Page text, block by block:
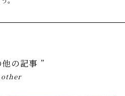
の記事 ”
other